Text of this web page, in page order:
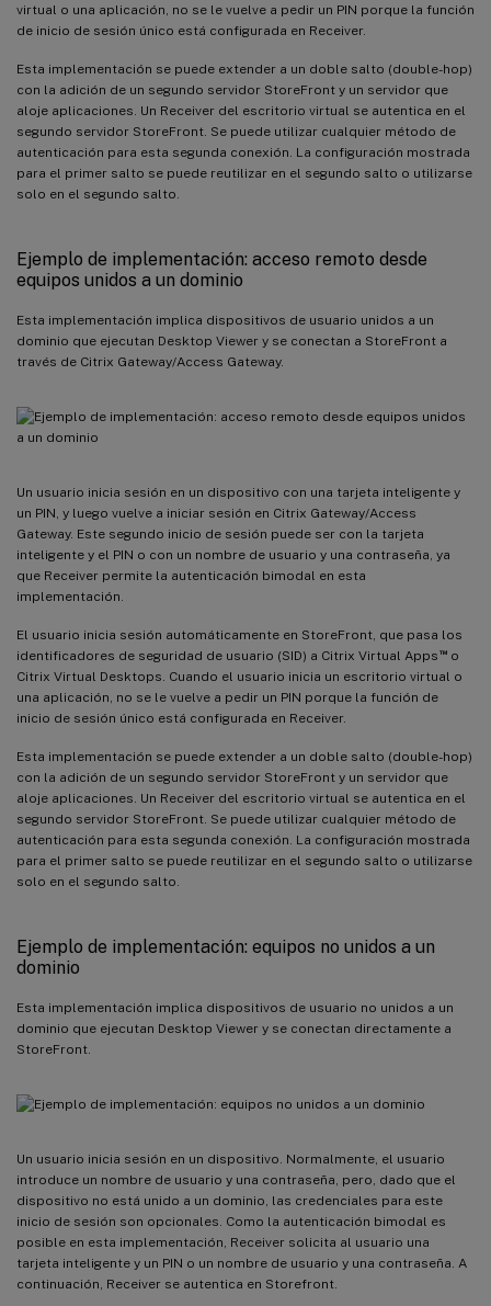
virtual o una aplicación, no se le vuelve a pedir un PIN porque la función
de inicio de sesión único está configurada en Receiver.
Esta implementación se puede extender a un doble salto (double-hop)
con la adición de un segundo servidor StoreFront y un servidor que
aloje aplicaciones. Un Receiver del escritorio virtual se autentica en el
segundo servidor StoreFront. Se puede utilizar cualquier método de
autenticación para esta segunda conexión. La configuración mostrada
para el primer salto se puede reutilizar en el segundo salto o utilizarse
solo en el segundo salto.
Ejemplo de implementación: acceso remoto desde
equipos unidos a un dominio
Esta implementación implica dispositivos de usuario unidos a un
dominio que ejecutan Desktop Viewer y se conectan a StoreFront a
través de Citrix Gateway/Access Gateway.
Un usuario inicia sesión en un dispositivo con una tarjeta inteligente y
un PIN, y luego vuelve a iniciar sesión en Citrix Gateway/Access
Gateway. Este segundo inicio de sesión puede ser con la tarjeta
inteligente y el PIN o con un nombre de usuario y una contraseña, ya
que Receiver permite la autenticación bimodal en esta
implementación.
El usuario inicia sesión automáticamente en StoreFront, que pasa los
identificadores de seguridad de usuario (SID) a Citrix Virtual Apps ™o
Citrix Virtual Desktops. Cuando el usuario inicia un escritorio virtual o
una aplicación, no se le vuelve a pedir un PIN porque la función de
inicio de sesión único está configurada en Receiver.
Esta implementación se puede extender a un doble salto (double-hop)
con la adición de un segundo servidor StoreFront y un servidor que
aloje aplicaciones. Un Receiver del escritorio virtual se autentica en el
segundo servidor StoreFront. Se puede utilizar cualquier método de
autenticación para esta segunda conexión. La configuración mostrada
para el primer salto se puede reutilizar en el segundo salto o utilizarse
solo en el segundo salto.
Ejemplo de implementación: equipos no unidos a un
dominio
Esta implementación implica dispositivos de usuario no unidos a un
dominio que ejecutan Desktop Viewer y se conectan directamente a
StoreFront.
Un usuario inicia sesión en un dispositivo. Normalmente, el usuario
introduce un nombre de usuario y una contraseña, pero, dado que el
dispositivo no está unido a un dominio, las credenciales para este
inicio de sesión son opcionales. Como la autenticación bimodal es
posible en esta implementación, Receiver solicita al usuario una
tarjeta inteligente y un PIN o un nombre de usuario y una contraseña. A
continuación, Receiver se autentica en Storefront.